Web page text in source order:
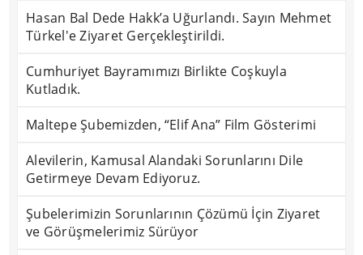
Hasan Bal Dede Hakk’a Uğurlandı. Sayın Mehmet
Türkel'e Ziyaret Gerçekleştirildi.
Cumhuriyet Bayramımızı Birlikte Coşkuyla
Kutladık.
Maltepe Şubemizden, “Elif Ana” Film Gösterimi
Alevilerin, Kamusal Alandaki Sorunlarını Dile
Getirmeye Devam Ediyoruz.
Şubelerimizin Sorunlarının Çözümü İçin Ziyaret
ve Görüşmelerimiz Sürüyor